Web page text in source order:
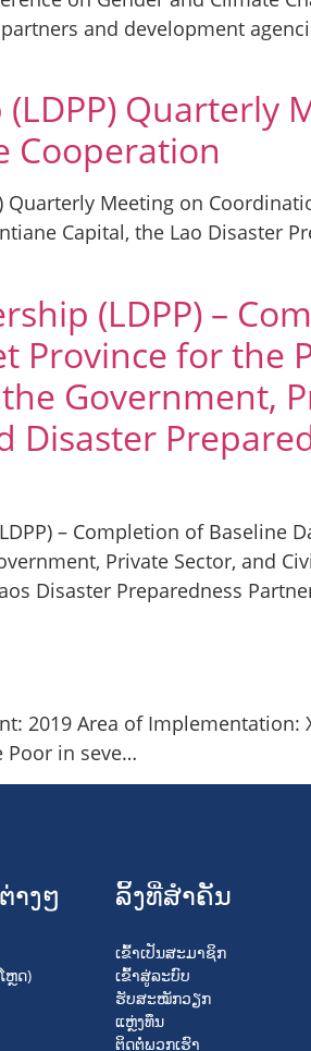
and development
Quarterly
Cooperation
Quarterly Meeting on
Capital, the Lao Disaster
(LDPP) –
Province for the
Government,
Disaster
– Completion of Baseline
Private Sector, and
Disaster Preparedness
2019 Area of Implementation:
Poor in seve…
າງໆ
ຫຼດ)
ລິ້ງທີ່ສໍາຄັນ
ເຂົ້າເປັນສະມາຊິກ
ເຂົ້າສູ່ລະບົບ
ຮັບສະໝັກວຽກ
ແຫຼ່ງທຶນ
ຕິດຕໍ່ພວກເຮົາ